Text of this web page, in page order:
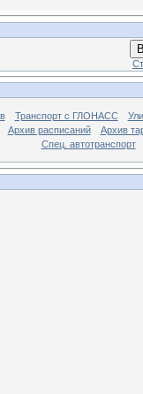
Транспорт с ГЛОНАСС
Архив расписаний
Архив
Спец. автотранспорт